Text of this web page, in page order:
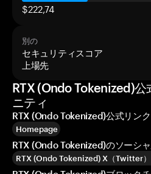
$222,74
別の
セキュリティスコア
上場先
RTX (Ondo Tokenized)公
ニティ
RTX (Ondo Tokenized)公式リンク
Homepage
RTX (Ondo Tokenized)のソーシ
RTX (Ondo Tokenized) X（Twitter）